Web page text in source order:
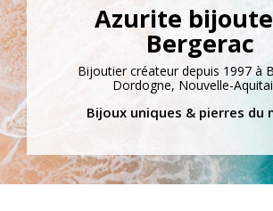
Azurite
Bergerac
Bijoutier créateur depuis 1997 à
Dordogne, Nouvelle-
Bijoux uniques & pierres du